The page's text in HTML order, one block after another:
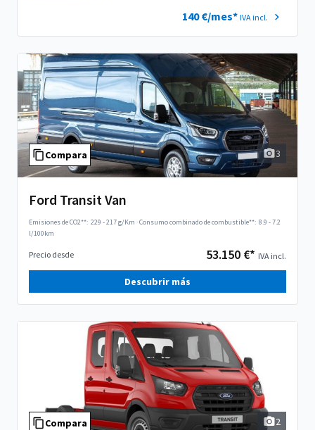
140 €/mes* IVA incl.
Compara 3
Ford Transit Van
Emisiones de CO2**: 229 - 217 g/Km ·Consumo combinado de combustible**: 8.9 - 7.2
l/100km
Precio desde 53.150 €* IVA incl.
Descubrir más
Compara 2